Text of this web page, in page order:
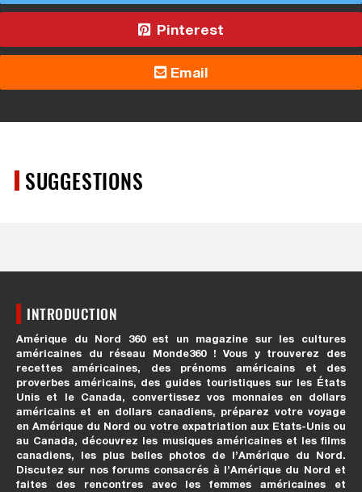
Pinterest
Email
SUGGESTIONS
INTRODUCTION
Amérique du Nord 360 est un magazine sur les cultures
américaines du réseau Monde360 ! Vous y trouverez des
recettes américaines, des prénoms américains et des
proverbes américains, des guides touristiques sur les États
Unis et le Canada, convertissez vos monnaies en dollars
américains et en dollars canadiens, préparez votre voyage
en Amérique du Nord ou votre expatriation aux Etats-Unis ou
au Canada, découvrez les musiques américaines et les films
canadiens, les plus belles photos de l’Amérique du Nord.
Discutez sur nos forums consacrés à l’Amérique du Nord et
faites des rencontres avec les femmes américaines et